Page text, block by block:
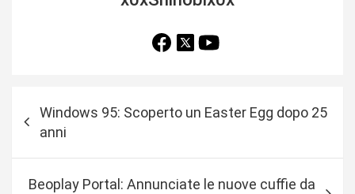
Windows 95: Scoperto un Easter Egg dopo 25
anni
Beoplay Portal: Annunciate le nuove cuffie da